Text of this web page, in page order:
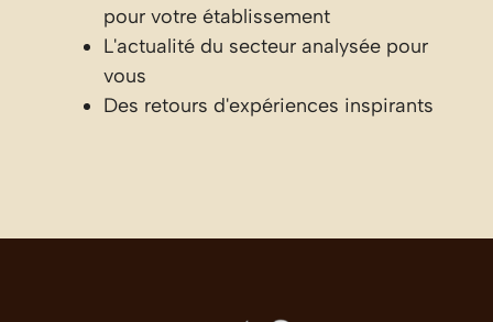
pour votre établissement
L'actualité du secteur analysée pour
vous
Des retours d'expériences inspirants